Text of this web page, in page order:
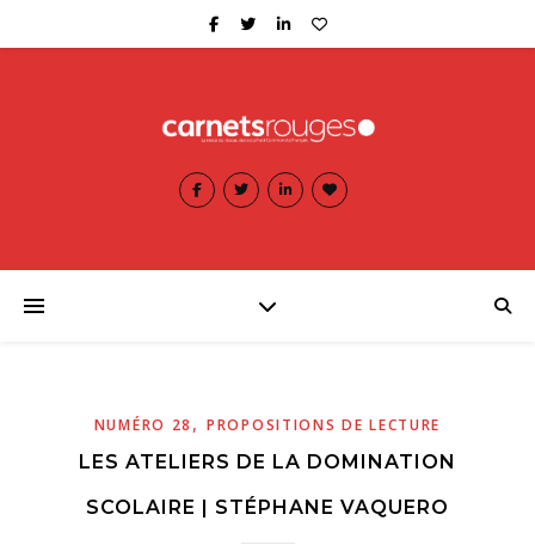
NUMÉRO 28 ,PROPOSITIONS DE LECTURE
LES ATELIERS DE LA DOMINATION
SCOLAIRE | STÉPHANE VAQUERO